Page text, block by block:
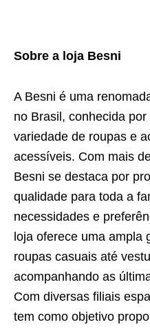
Sobre a loja Besni
A Besni é uma
no Brasil, conhecida
variedade de roupas e
acessíveis. Com mais
Besni se destaca por
qualidade para toda a
necessidades e
loja oferece uma ampla
roupas casuais até
acompanhando as
Com diversas filiais
tem como objetivo